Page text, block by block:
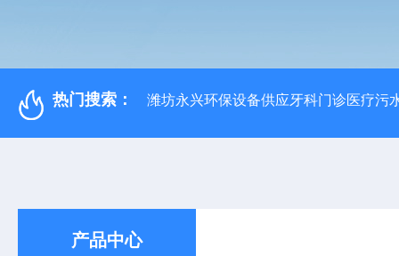
热门搜索： 潍坊永兴环保设备供应牙科门诊医疗污
产品中心